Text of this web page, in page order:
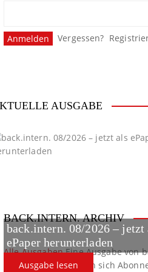
Vergessen?
AUSGABE
back.intern. 08/2026 – jetzt
ePaper herunterladen
Ausgabe lesen
BACK.INTERN. ARCHIV
Alle AusgabenEine Ausgabe von
verpasst? Hier können sich